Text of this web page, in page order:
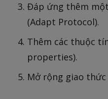
Đáp ứng thêm
(Adapt Protocol).
Thêm các thuộc
properties).
Mở rộng giao